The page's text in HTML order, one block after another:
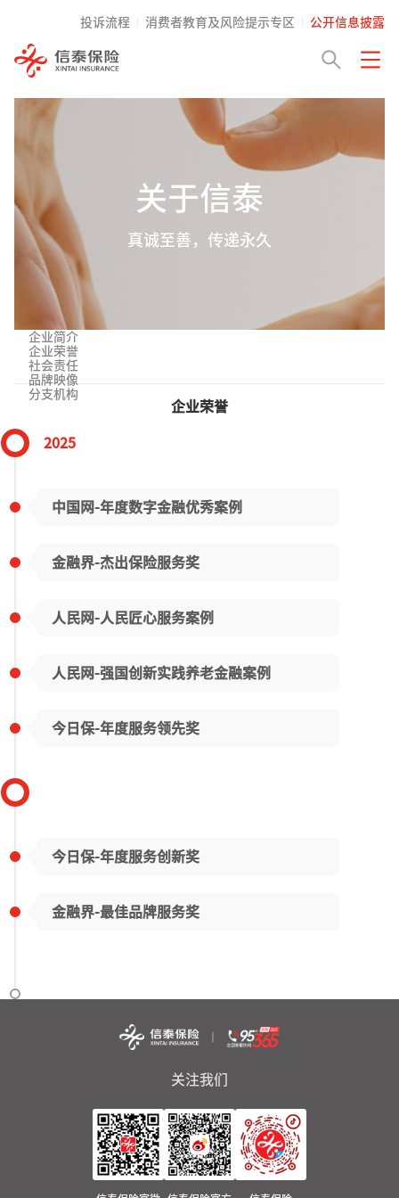
投诉流程 消费者教育及风险提示专区 公开信息披露
关于信泰
真诚至善，传递永久
企业简介
企业荣誉
社会责任
品牌映像
分支机构
企业荣誉
2025
中国网-年度数字金融优秀案例
金融界-杰出保险服务奖
人民网-人民匠心服务案例
人民网-强国创新实践养老金融案例
今日保-年度服务领先奖
今日保-年度服务创新奖
金融界-最佳品牌服务奖
关注我们